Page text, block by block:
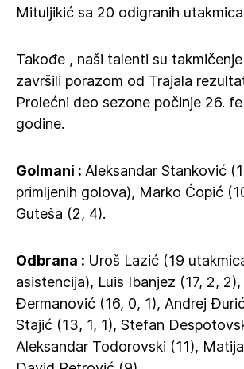
Mituljikić sa 20 odigranih
Takođe , naši talenti su
završili porazom od Trajala
Prolećni deo sezone počinje 26.
godine.
Golmani : Aleksandar Stanković
primljenih golova), Marko Ćopić
Guteša (2, 4).
Odbrana : Uroš Lazić (19
asistencija), Luis Ibanjez (17, 2,
Đermanović (16, 0, 1), Andrej
Stajić (13, 1, 1), Stefan
Aleksandar Todorovski (11),